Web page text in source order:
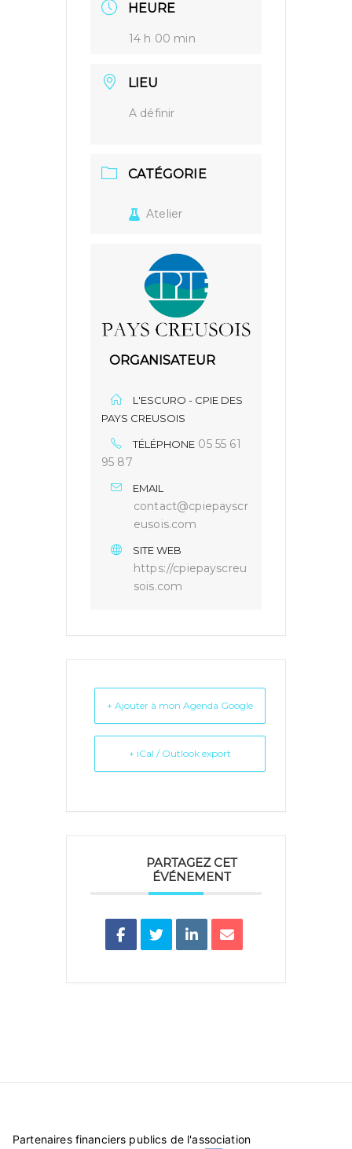
HEURE
14 h 00 min
LIEU
A définir
CATÉGORIE
Atelier
ORGANISATEUR
L'ESCURO - CPIE DES
PAYS CREUSOIS
TÉLÉPHONE 05 55 61
95 87
EMAIL
contact@cpiepayscr
eusois.com
SITE WEB
https://cpiepayscreu
sois.com
+ Ajouter à mon Agenda Google
+ iCal / Outlook export
PARTAGEZ CET
ÉVÉNEMENT
Partenaires financiers publics de l'association